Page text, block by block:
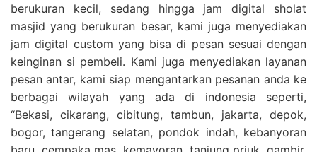
berukuran kecil, sedang hingga jam digital sholat
masjid yang berukuran besar, kami juga menyediakan
jam digital custom yang bisa di pesan sesuai dengan
keinginan si pembeli. Kami juga menyediakan layanan
pesan antar, kami siap mengantarkan pesanan anda ke
berbagai wilayah yang ada di indonesia seperti,
“Bekasi, cikarang, cibitung, tambun, jakarta, depok,
bogor, tangerang selatan, pondok indah, kebanyoran